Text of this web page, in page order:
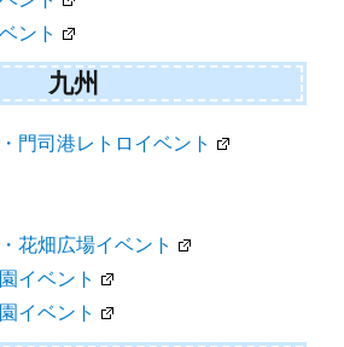
ント
九州
門司港レトロイベント
花畑広場イベント
イベント
イベント